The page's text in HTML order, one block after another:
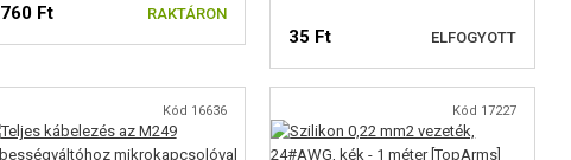
760 Ft RAKTÁRON
35 Ft ELFOGYOTT
ELÉRHETŐSÉGI
Kód 16636 Kód 17227